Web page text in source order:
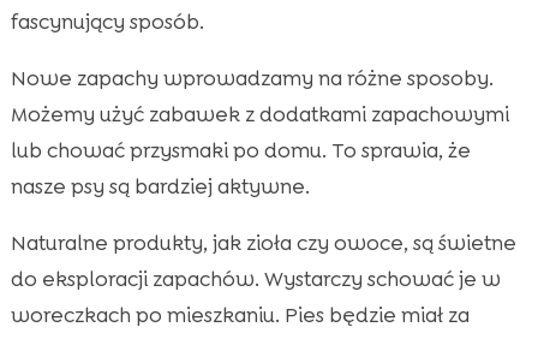
fascynujący sposób.
Nowe zapachy wprowadzamy na różne sposoby.
Możemy użyć zabawek z dodatkami zapachowymi
lub chować przysmaki po domu. To sprawia, że
nasze psy są bardziej aktywne.
Naturalne produkty, jak zioła czy owoce, są świetne
do eksploracji zapachów. Wystarczy schować je w
woreczkach po mieszkaniu. Pies będzie miał za